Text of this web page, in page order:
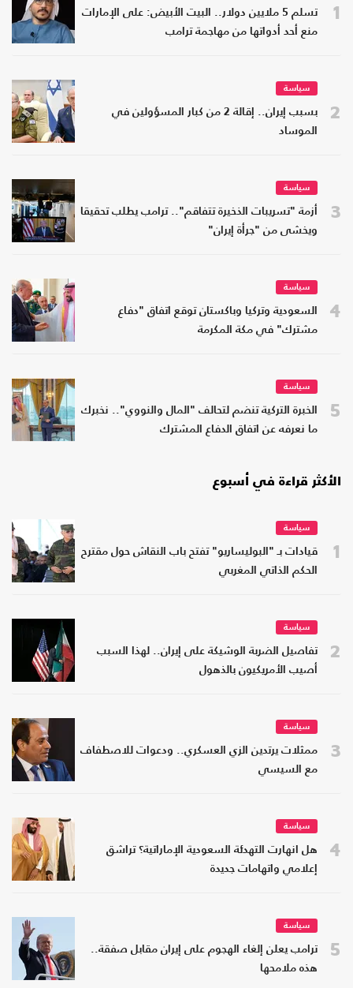
1
تسلم 5 ملايين دولار.. البيت الأبيض: على الإمارات
منع أحد أدواتها من مهاجمة ترامب
2
سياسة
بسبب إيران.. إقالة 2 من كبار المسؤولين في
الموساد
3
سياسة
أزمة "تسريبات الذخيرة تتفاقم".. ترامب يطلب تحقيقا
ويخشى من "جرأة إيران"
4
سياسة
السعودية وتركيا وباكستان توقع اتفاق "دفاع
مشترك" في مكة المكرمة
5
سياسة
الخبرة التركية تنضم لتحالف "المال والنووي".. نخبرك
ما نعرفه عن اتفاق الدفاع المشترك
الأكثر قراءة في أسبوع
1
سياسة
قيادات بـ "البوليساريو" تفتح باب النقاش حول مقترح
الحكم الذاتي المغربي
2
سياسة
تفاصيل الضربة الوشيكة على إيران.. لهذا السبب
أصيب الأمريكيون بالذهول
3
سياسة
ممثلات يرتدين الزي العسكري.. ودعوات للاصطفاف
مع السيسي
4
سياسة
هل انهارت التهدئة السعودية الإماراتية؟ تراشق
إعلامي واتهامات جديدة
5
سياسة
ترامب يعلن إلغاء الهجوم على إيران مقابل صفقة..
هذه ملامحها